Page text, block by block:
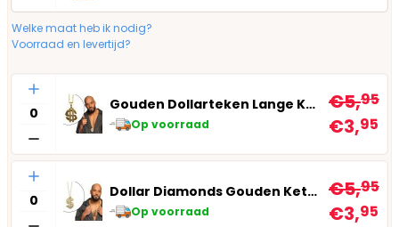
Welke maat heb ik nodig?
Voorraad en levertijd?
Aantal
Gouden Dollarteken Lange Ketting
Op voorraad
€5,95
€3,95
Aantal
Dollar Diamonds Gouden Ketting
Op voorraad
€5,95
€3,95